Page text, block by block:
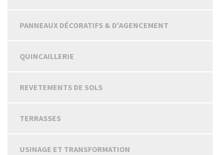
PANNEAUX DÉCORATIFS & D'AGENCEMENT
QUINCAILLERIE
REVETEMENTS DE SOLS
TERRASSES
USINAGE ET TRANSFORMATION